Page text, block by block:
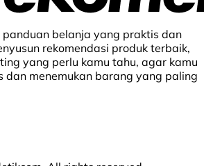
belanja yang praktis dan
rekomendasi produk terbaik,
yang perlu kamu tahu, agar kamu
dan menemukan barang yang paling